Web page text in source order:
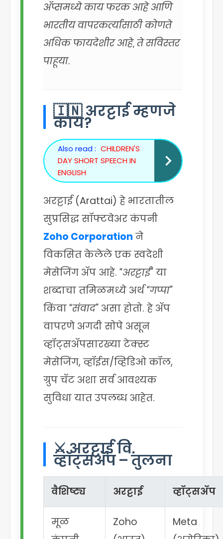
ॲप्समध्ये काय फरक आहे आणि
भारतीय वापरकर्त्यांसाठी कोणते
अधिक फायदेशीर आहे, ते सविस्तर
पाहूया.
🇮🇳 अरट्टाई म्हणजे
काय?
Also read : CHILDREN'S
DAY SHORT SPEECH IN
ENGLISH
अरट्टाई (Arattai) हे भारतातील
सुप्रसिद्ध सॉफ्टवेअर कंपनी
Zoho Corporation ने
विकसित केलेले एक स्वदेशी
मेसेजिंग ॲप आहे. “अरट्टाई”या
शब्दाचा तमिळमध्ये अर्थ“गप्पा”
किंवा“संवाद” असा होतो. हे ॲप
वापरणे अगदी सोपे असून
व्हॉट्सॲपसारख्या टेक्स्ट
मेसेजिंग, व्हॉईस/व्हिडिओ कॉल,
ग्रुप चॅट अशा सर्व आवश्यक
सुविधा यात उपलब्ध आहेत.
⚔️ अरट्टाई वि.
व्हॉट्सॲप – तुलना
वैशिष्ट्य अरट्टाई व्हॉट्सॲप
मूळ
Zoho
Meta